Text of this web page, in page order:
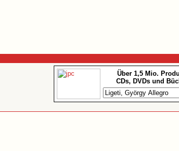
Über 1,5 Mio.
CDs, DVDs und